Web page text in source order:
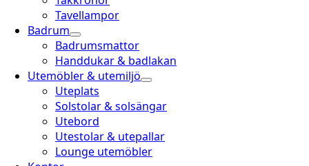
Tavellampor
Badrum
Badrumsmattor
Handdukar & badlakan
Utemöbler & utemiljö
Uteplats
Solstolar & solsängar
Utebord
Utestolar & utepallar
Lounge utemöbler